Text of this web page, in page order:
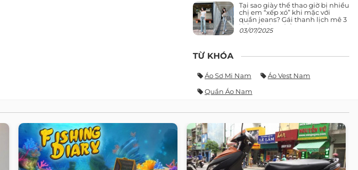
Tại sao giày thể thao giờ bị nhiều
chị em “xếp xó” khi mặc với
quần jeans? Gái thanh lịch mê 3
kiểu này hơn hẳn
03/07/2025
TỪ KHÓA
Áo Sơ Mi Nam
Áo Vest Nam
Quần Áo Nam